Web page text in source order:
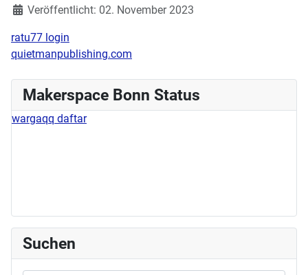
Veröffentlicht: 02. November 2023
ratu77 login
quietmanpublishing.com
Makerspace Bonn Status
wargaqq daftar
Suchen